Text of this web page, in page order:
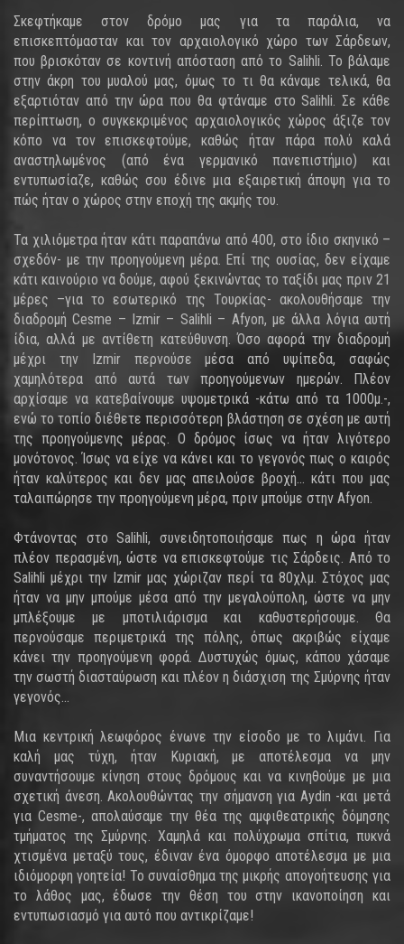
Σκεφτήκαμε στον δρόμο μας για τα παράλια, να
επισκεπτόμασταν και τον αρχαιολογικό χώρο των Σάρδεων,
που βρισκόταν σε κοντινή απόσταση από το Salihli. Το βάλαμε
στην άκρη του μυαλού μας, όμως το τι θα κάναμε τελικά, θα
εξαρτιόταν από την ώρα που θα φτάναμε στο Salihli. Σε κάθε
περίπτωση, ο συγκεκριμένος αρχαιολογικός χώρος άξιζε τον
κόπο να τον επισκεφτούμε, καθώς ήταν πάρα πολύ καλά
αναστηλωμένος (από ένα γερμανικό πανεπιστήμιο) και
εντυπωσίαζε, καθώς σου έδινε μια εξαιρετική άποψη για το
πώς ήταν ο χώρος στην εποχή της ακμής του.
Τα χιλιόμετρα ήταν κάτι παραπάνω από 400, στο ίδιο σκηνικό –
σχεδόν- με την προηγούμενη μέρα. Επί της ουσίας, δεν είχαμε
κάτι καινούριο να δούμε, αφού ξεκινώντας το ταξίδι μας πριν 21
μέρες –για το εσωτερικό της Τουρκίας- ακολουθήσαμε την
διαδρομή Cesme – Izmir – Salihli – Afyon, με άλλα λόγια αυτή
ίδια, αλλά με αντίθετη κατεύθυνση. Όσο αφορά την διαδρομή
μέχρι την Izmir περνούσε μέσα από υψίπεδα, σαφώς
χαμηλότερα από αυτά των προηγούμενων ημερών. Πλέον
αρχίσαμε να κατεβαίνουμε υψομετρικά -κάτω από τα 1000μ.-,
ενώ το τοπίο διέθετε περισσότερη βλάστηση σε σχέση με αυτή
της προηγούμενης μέρας. Ο δρόμος ίσως να ήταν λιγότερο
μονότονος. Ίσως να είχε να κάνει και το γεγονός πως ο καιρός
ήταν καλύτερος και δεν μας απειλούσε βροχή… κάτι που μας
ταλαιπώρησε την προηγούμενη μέρα, πριν μπούμε στην Afyon.
Φτάνοντας στο Salihli, συνειδητοποιήσαμε πως η ώρα ήταν
πλέον περασμένη, ώστε να επισκεφτούμε τις Σάρδεις. Από το
Salihli μέχρι την Izmir μας χώριζαν περί τα 80χλμ. Στόχος μας
ήταν να μην μπούμε μέσα από την μεγαλούπολη, ώστε να μην
μπλέξουμε με μποτιλιάρισμα και καθυστερήσουμε. Θα
περνούσαμε περιμετρικά της πόλης, όπως ακριβώς είχαμε
κάνει την προηγούμενη φορά. Δυστυχώς όμως, κάπου χάσαμε
την σωστή διασταύρωση και πλέον η διάσχιση της Σμύρνης ήταν
γεγονός…
Μια κεντρική λεωφόρος ένωνε την είσοδο με το λιμάνι. Για
καλή μας τύχη, ήταν Κυριακή, με αποτέλεσμα να μην
συναντήσουμε κίνηση στους δρόμους και να κινηθούμε με μια
σχετική άνεση. Ακολουθώντας την σήμανση για Aydin -και μετά
για Cesme-, απολαύσαμε την θέα της αμφιθεατρικής δόμησης
τμήματος της Σμύρνης. Χαμηλά και πολύχρωμα σπίτια, πυκνά
χτισμένα μεταξύ τους, έδιναν ένα όμορφο αποτέλεσμα με μια
ιδιόμορφη γοητεία! Το συναίσθημα της μικρής απογοήτευσης για
το λάθος μας, έδωσε την θέση του στην ικανοποίηση και
εντυπωσιασμό για αυτό που αντικρίζαμε!